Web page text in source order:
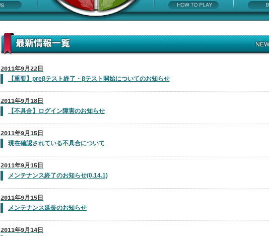
2011年9月22日
【重要】preβテスト終了・βテスト開始についてのお知らせ
2011年9月18日
【不具合】ログイン障害のお知らせ
2011年9月15日
現在確認されている不具合について
2011年9月15日
メンテナンス終了のお知らせ(0.14.1)
2011年9月15日
メンテナンス延長のお知らせ
2011年9月14日